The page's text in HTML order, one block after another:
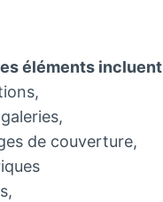
éléments incluent
de couverture,